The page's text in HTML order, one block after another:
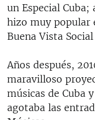
un Especial Cuba;
hizo muy popular
Buena Vista Social
Años después,
maravilloso
músicas de Cuba
agotaba las